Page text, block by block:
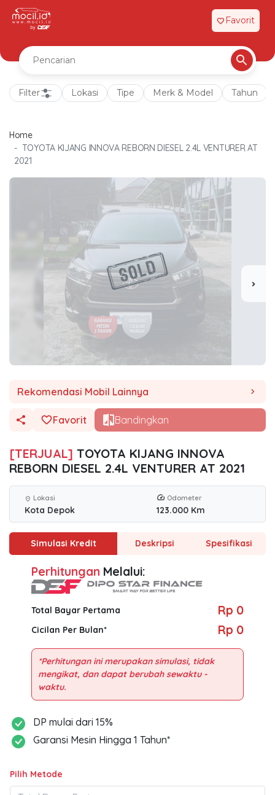
favorite Favorit
Filter Lokasi Tipe Merk & Model Tahun
Home
TOYOTA KIJANG INNOVA REBORN DIESEL 2.4L VENTURER AT
2021
chevron_right
Rekomendasi Mobil Lainnya chevron_right
Favorit Bandingkan
[TERJUAL] TOYOTA KIJANG INNOVA
REBORN DIESEL 2.4L VENTURER AT 2021
location_on Lokasi
Kota Depok
Odometer
123.000 Km
Simulasi Kredit Deskripsi Spesifikasi
Perhitungan Melalui:
Total Bayar Pertama Rp 0
Cicilan Per Bulan* Rp 0
*Perhitungan ini merupakan simulasi, tidak
mengikat, dan dapat berubah sewaktu -
DP mulai dari 15%
Garansi Mesin Hingga 1 Tahun*
Pilih Metode